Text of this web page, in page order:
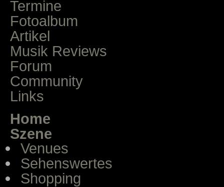
Termine
Fotoalbum
Artikel
Musik Reviews
Forum
Community
Links
Home
Szene
Venues
Sehenswertes
Shopping